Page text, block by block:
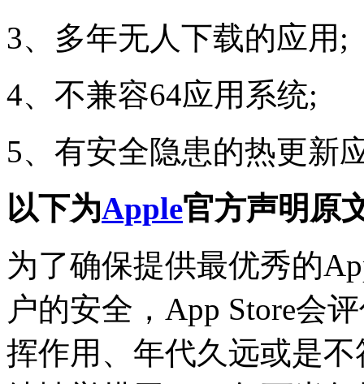
3、多年无人下载的应用;
4、不兼容64应用系统;
5、有安全隐患的热更新
以下为Apple官方声明原
为了确保提供最优秀的
户的安全，App Store会
挥作用、年代久远或是